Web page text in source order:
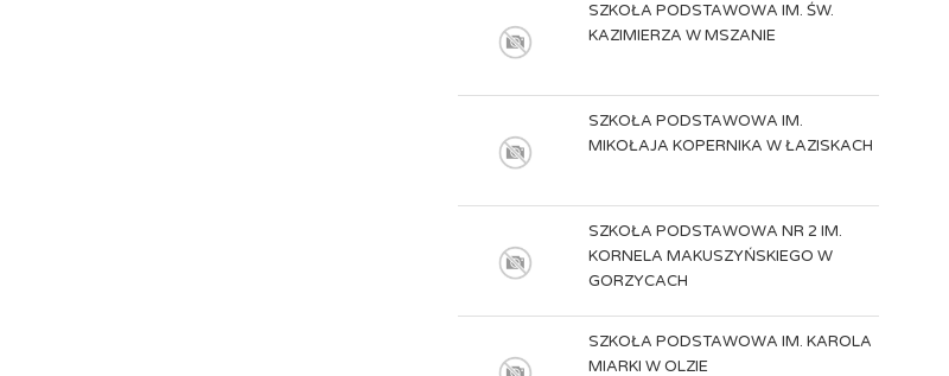
SZKOŁA PODSTAWOWA IM. ŚW.
KAZIMIERZA W MSZANIE
SZKOŁA PODSTAWOWA IM.
MIKOŁAJA KOPERNIKA W ŁAZISKACH
SZKOŁA PODSTAWOWA NR 2 IM.
KORNELA MAKUSZYŃSKIEGO W
GORZYCACH
SZKOŁA PODSTAWOWA IM. KAROLA
MIARKI W OLZIE